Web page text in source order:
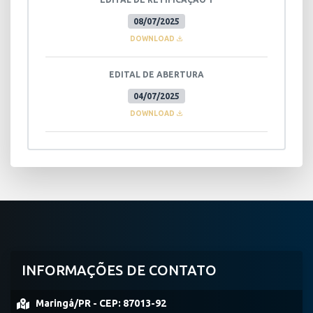
08/07/2025
DOWNLOAD
04/07/2025
EDITAL DE ABERTURA
DOWNLOAD
INFORMAÇÕES DE CONTATO
Maringá/PR - CEP: 87013-92